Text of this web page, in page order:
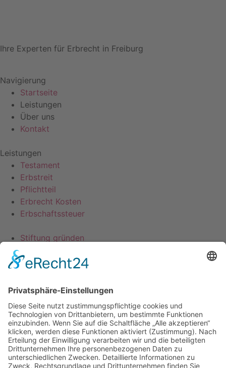
Ihre Experten für Erbrecht in Freiburg
Navigierung
Startseite
Leistungen
Über uns
Kontakt
Leistungen
Testament
Erbstreit
Pflichtteil
Erbrecht Kosten
Erbschaftssteuer
Stiftung gründen
Vorsorgevollmacht
Nachlassplanung
Schenkung
Kontakt
Jönsson – Rechtsanwaltsgesellschaft mbH
Kanzlei für Erbrecht
Lindenbergstr. 12